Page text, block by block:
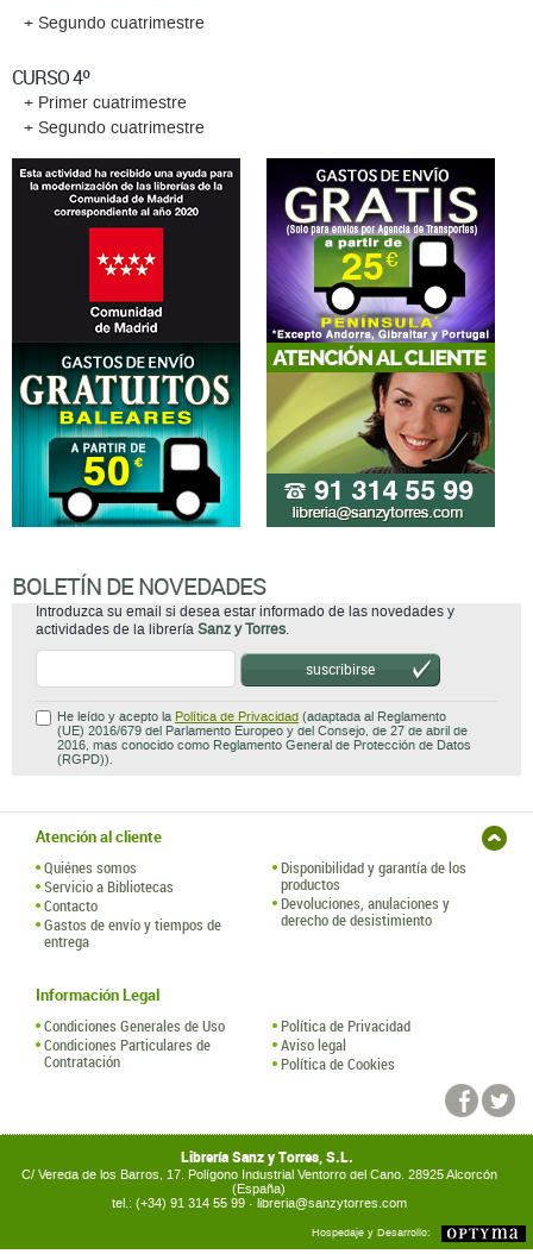
+ Segundo cuatrimestre
CURSO 4º
+ Primer cuatrimestre
+ Segundo cuatrimestre
BOLETÍN DE NOVEDADES
Introduzca su email si desea estar informado de las novedades y
actividades de la librería Sanz y Torres.
suscribirse
He leído y acepto la Política de Privacidad (adaptada al Reglamento
(UE) 2016/679 del Parlamento Europeo y del Consejo, de 27 de abril de
2016, mas conocido como Reglamento General de Protección de Datos
(RGPD)).
Atención al cliente
Quiénes somos
Servicio a Bibliotecas
Contacto
Gastos de envío y tiempos de
entrega
Disponibilidad y garantía de los
productos
Devoluciones, anulaciones y
derecho de desistimiento
Información Legal
Condiciones Generales de Uso
Condiciones Particulares de
Contratación
Política de Privacidad
Aviso legal
Política de Cookies
Librería Sanz y Torres, S.L.
C/ Vereda de los Barros, 17. Polígono Industrial Ventorro del Cano. 28925 Alcorcón
(España)
tel.: (+34) 91 314 55 99 · libreria@sanzytorres.com
Hospedaje y Desarrollo: